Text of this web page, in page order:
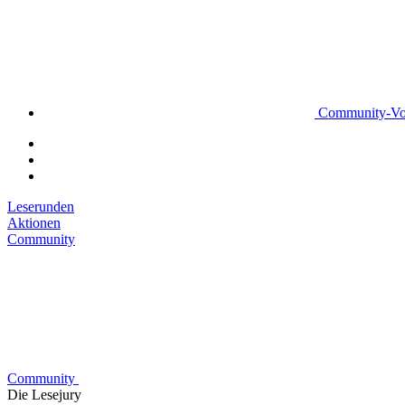
Community-
Leserunden
Aktionen
Community
Community
Die Lesejury